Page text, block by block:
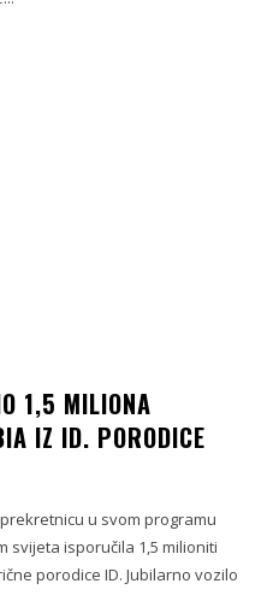
1,5 MILIONA
IZ ID. PORODICE
u svom programu
svijeta isporučila 1,5 milioniti
porodice ID. Jubilarno vozilo